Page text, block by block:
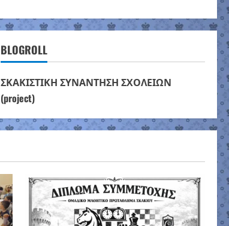
BLOGROLL
ΣΚΑΚΙΣΤΙΚΗ ΣΥΝΑΝΤΗΣΗ ΣΧΟΛΕΙΩΝ
(project)